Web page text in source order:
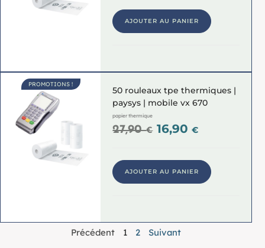
AJOUTER AU PANIER
PROMOTIONS !
50 rouleaux tpe thermiques |
paysys | mobile vx 670
papier thermique
27,90€ 16,90€
AJOUTER AU PANIER
Précédent 1 2 Suivant